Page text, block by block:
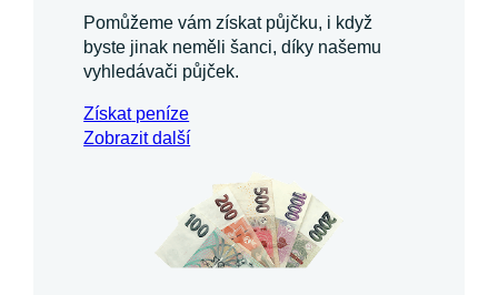
Pomůžeme vám získat půjčku, i když
byste jinak neměli šanci, díky našemu
vyhledávači půjček.
Získatpeníze
Zobrazit další